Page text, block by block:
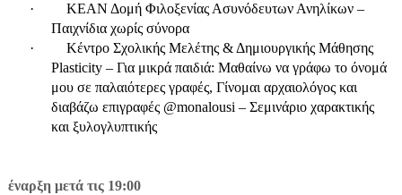
·
ΚΕΑΝ Δομή Φιλοξενίας Ασυνόδευτων Ανηλίκων –
Παιχνίδια χωρίς σύνορα
·
Κέντρο Σχολικής Μελέτης & Δημιουργικής Μάθησης
Plasticity– Για μικρά παιδιά: Μαθαίνω να γράφω το όνομά
μου σε παλαιότερες γραφές, Γίνομαι αρχαιολόγος και
διαβάζω επιγραφές @monalousi – Σεμινάριο χαρακτικής
και ξυλογλυπτικής
έναρξη μετά τις 19:00